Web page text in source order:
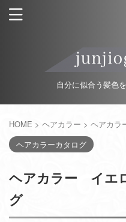
自分に似合う髪色
HOME > ヘアカラー > ヘアカラ
ヘアカラーカタログ
ヘアカラー イエ
グ